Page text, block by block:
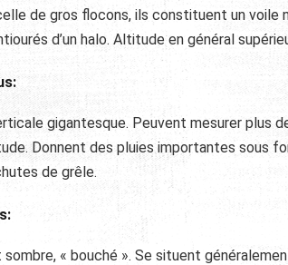
de gros flocons, ils constituent un voile
d’un halo. Altitude en général
gigantesque. Peuvent mesurer plus
Donnent des pluies importantes sous
de grêle.
« bouché ». Se situent